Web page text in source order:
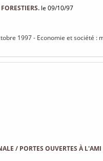
le 09/10/97
1997 - Economie et société
/ PORTES OUVERTES À